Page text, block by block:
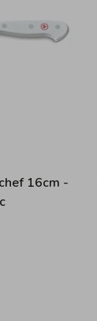
16cm -